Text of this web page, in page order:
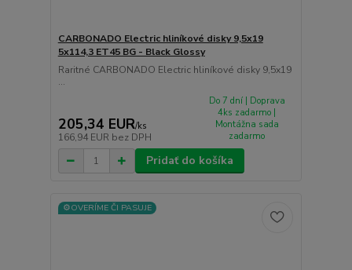
CARBONADO Electric hliníkové disky 9,5x19
5x114,3 ET45 BG - Black Glossy
Raritné CARBONADO Electric hliníkové disky 9,5x19
...
205,34 EUR/ks
166,94 EUR bez DPH
Do 7 dní | Doprava
4ks zadarmo |
Montážna sada
zadarmo
Pridať do košíka
⚙️OVERÍME ČI PASUJE